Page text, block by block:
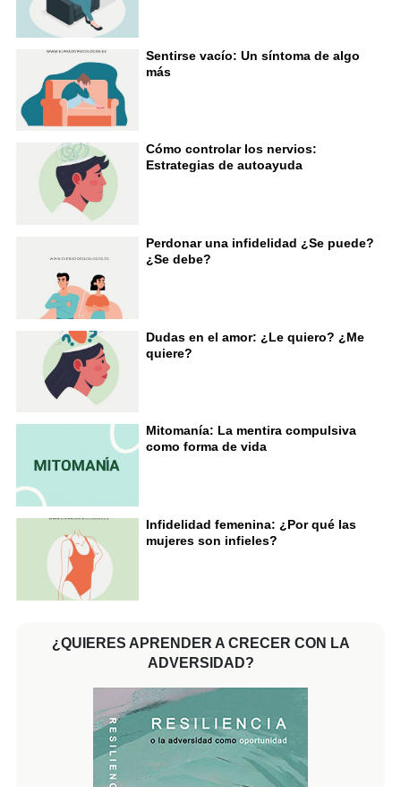
Sentirse vacío: Un síntoma de algo
más
Cómo controlar los nervios:
Estrategias de autoayuda
Perdonar una infidelidad ¿Se puede?
¿Se debe?
Dudas en el amor: ¿Le quiero? ¿Me
quiere?
Mitomanía: La mentira compulsiva
como forma de vida
Infidelidad femenina: ¿Por qué las
mujeres son infieles?
¿QUIERES APRENDER A CRECER CON LA
ADVERSIDAD?